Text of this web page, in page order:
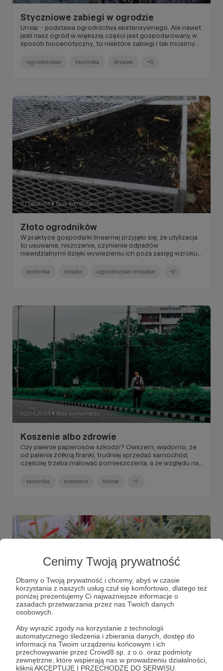
Cenimy Twoją prywatność
Dbamy o Twoją prywatność i chcemy, abyś w czasie
korzystania z naszych usług czuł się komfortowo, dlatego też
poniżej prezentujemy Ci najważniejsze informacje o
zasadach przetwarzania przez nas Twoich danych
osobowych.
Aby wyrazić zgody na korzystanie z technologii
automatycznego śledzenia i zbierania danych, dostęp do
informacji na Twoim urządzeniu końcowym i ich
przechowywanie przez Crowd8 sp. z o.o. oraz podmioty
zewnętrzne, które wspierają nas w prowadzeniu działalności,
kliknij AKCEPTUJĘ I PRZECHODZĘ DO SERWISU.
Styczniowe zabiegi w ogrodzie
Umiar - podstawa ogrodnictwa ekstensywnego. Ale nawet
jeśli nasz ogród w większej części jest gospodarowany w
sposób biocenotyczny, to niektóre zabiegi i tak musimy
takie działania.
ogrodnictwo technika drzewa +5
07.06.2024 ● Brak komentarzy
Złoto ogrodników
W praktyce gospodarki linearnej przyjęło się, że utylizacja
to usuwanie, niszczenie, czynienie odpadów
niewidzialnymi dzięki wywiezieniu ich poza zasięg wzroku.
zwykliśmy nazywać odpadem, staje się poszukiwanym
surowcem, a w konsekwencji – czasem prostego zabiegu
technika miasto ogrodnictwo miejskie +2
02.04.2024 ● Brak komentarzy
Koszenie albo zdrowie
Czy palenie papierosów szkodzi? Owszem, wiadomo, że
od palenia żółkną firanki, trudniej sprzedać samochód,
częściej trzeba malować pomieszczenia, a ze względu na
wydawać na ogrzewanie. Ten żart śmieszy mniej, gdy
wpływ nadmiarowego koszenia zieleńców ani nie został
tak wnikliwie przebadany, ani jeszcze się nie upowszechnił.
technika koszenie klimat +1
Szczęśliwe życie choinki w nowym
gruncie
Ja wiem, że choinka w donicy wytrzymuje dłużej niż cięta,